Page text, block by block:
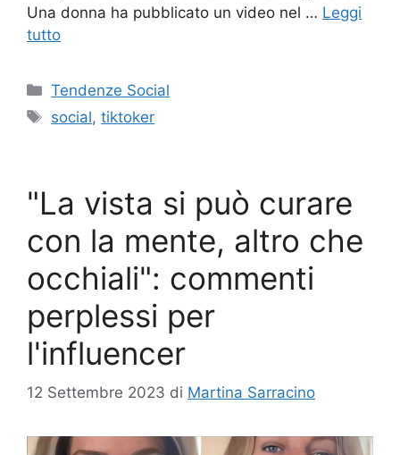
Una donna ha pubblicato un video nel … Leggi
tutto
Categorie
Tendenze Social
Tag
social,tiktoker
"La vista si può curare
con la mente, altro che
occhiali": commenti
perplessi per
l'influencer
12 Settembre 2023 di Martina Sarracino